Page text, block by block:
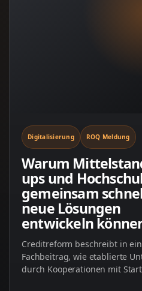
Digitalisierung ROQ Meldung
Warum
ups und
gemeinsam
neue Lösungen
entwickeln
Creditreform beschreibt in
Fachbeitrag, wie etablierte
durch Kooperationen mit